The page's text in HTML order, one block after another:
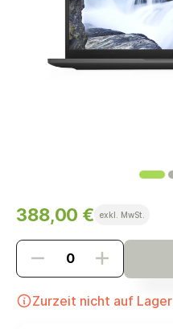
388,00 € exkl. MwSt.
Zurzeit nicht auf Lager